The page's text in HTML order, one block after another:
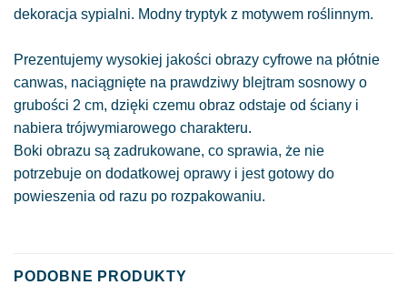
dekoracja sypialni. Modny tryptyk z motywem roślinnym.
Prezentujemy wysokiej jakości obrazy cyfrowe na płótnie
canwas, naciągnięte na prawdziwy blejtram sosnowy o
grubości 2 cm, dzięki czemu obraz odstaje od ściany i
nabiera trójwymiarowego charakteru.
Boki obrazu są zadrukowane, co sprawia, że nie
potrzebuje on dodatkowej oprawy i jest gotowy do
powieszenia od razu po rozpakowaniu.
PODOBNE PRODUKTY